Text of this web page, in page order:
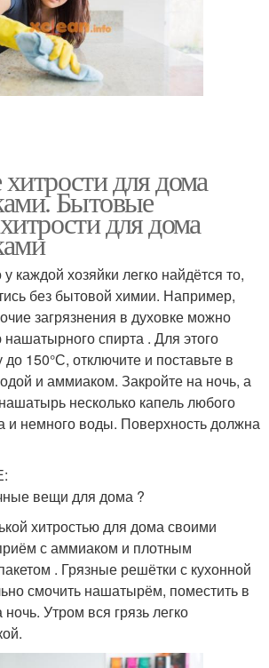
для дома
Бытовые
для дома
каждой хозяйки легко найдётся то,
без бытовой химии. Например,
загрязнения в духовке можно
спирта . Для этого
до 150°С, отключите и поставьте в
и аммиаком. Закройте на ночь, а
несколько капель любого
и немного воды. Поверхность должна
вещи для дома ?
хитростью для дома своими
с аммиаком и плотным
. Грязные решётки с кухонной
смочить нашатырём, поместить в
ночь. Утром вся грязь легко